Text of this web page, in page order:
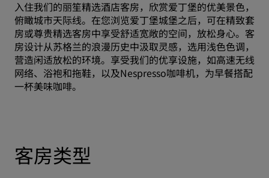
入住我们的丽笙精选酒店客房，欣赏爱丁堡的优美景色，
俯瞰城市天际线。在您浏览爱丁堡城堡之后，可在精致套
房或尊贵精选客房中享受舒适宽敞的空间，放松身心。客
房设计从苏格兰的浪漫历史中汲取灵感，选用浅色色调，
营造闲适放松的环境。享受我们的优享设施，如高速无线
网络、浴袍和拖鞋，以及Nespresso咖啡机，为早餐搭配
一杯美味咖啡。
客房类型